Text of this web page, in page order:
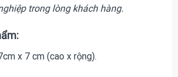
trong lòng khách hàng.
x 7 cm (cao x rộng).